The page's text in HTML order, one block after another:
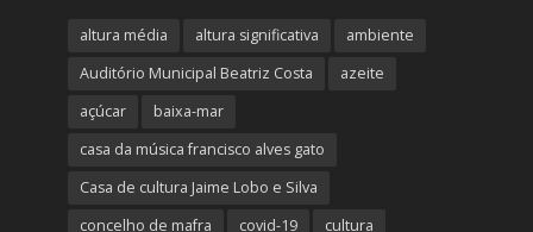
altura média altura significativa
ambiente
Auditório Municipal Beatriz Costa
azeite
açúcar
baixa-mar
casa da música francisco alves gato
Casa de cultura Jaime Lobo e Silva
concelho de mafra
covid-19
cultura